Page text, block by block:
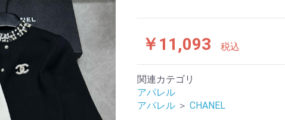
￥11,093 税込
関連カテゴリ
アパレル
アパレル ＞ CHANEL